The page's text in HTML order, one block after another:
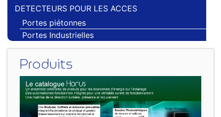
DETECTEURS POUR LES ACCES
Portes piétonnes
Portes Industrielles
Produits